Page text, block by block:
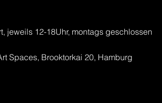
jeweils 12-18Uhr, montags geschlossen
Spaces, Brooktorkai 20, Hamburg